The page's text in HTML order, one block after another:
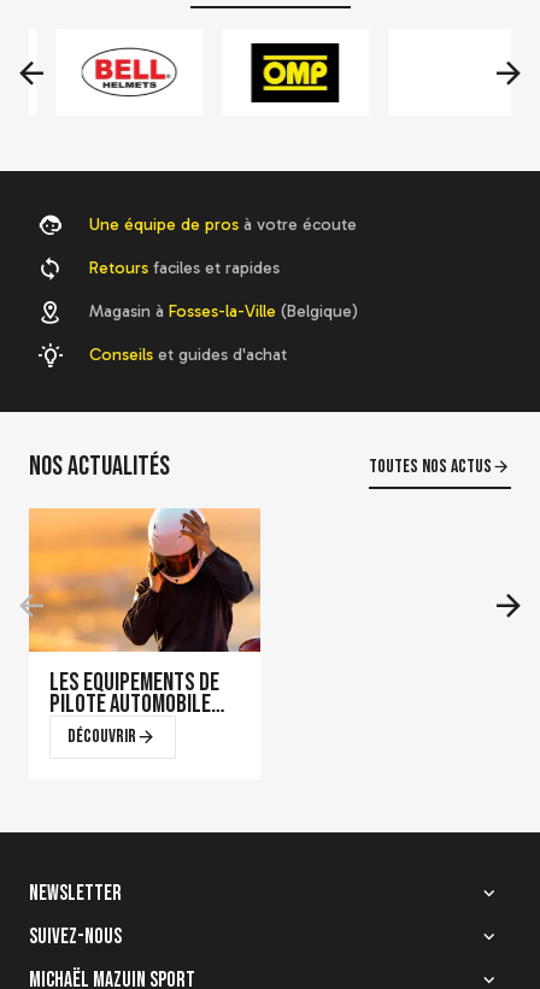
Une équipe de pros à votre écoute
Retours faciles et rapides
Magasin à Fosses-la-Ville (Belgique)
Conseils et guides d'achat
Nos actualités Toutes nos actus
Les équipements de
pilote automobile
qui font la
différence en course
Découvrir
Quelle homologation
choisir pour votre
Newsletter
Suivez-nous
Michaël Mazuin Sport